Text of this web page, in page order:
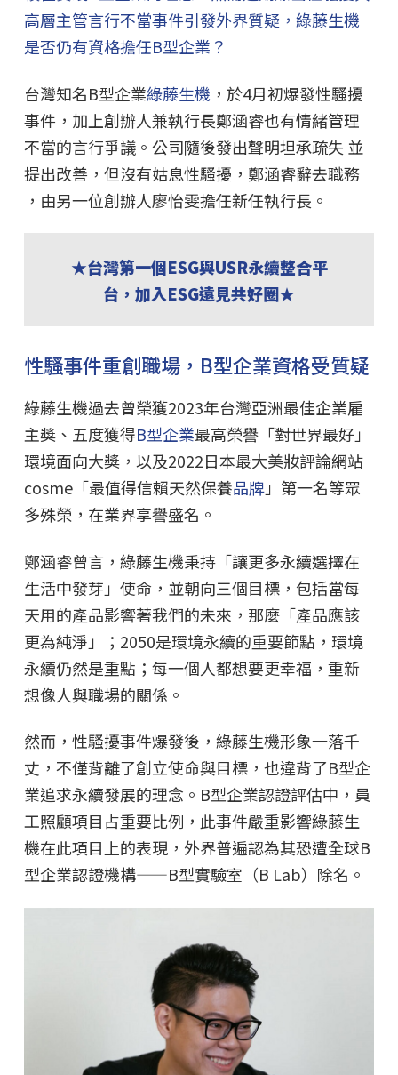
高層主管言行不當事件引發外界質疑，綠藤生機
是否仍有資格擔任B型企業？
台灣知名B型企業綠藤生機 ，於4月初爆發性騷擾
事件，加上創辦人兼執行長鄭涵睿也有情緒管理
不當的言行爭議。公司隨後發出聲明坦承疏失 並
提出改善，但沒有姑息性騷擾，鄭涵睿辭去職務
，由另一位創辦人廖怡雯擔任新任執行長。
★台灣第一個ESG與USR永續整合平
台，加入ESG遠見共好圈★
性騷事件重創職場，B型企業資格受質疑
綠藤生機過去曾榮獲2023年台灣亞洲最佳企業雇
主獎、五度獲得B型企業最高榮譽「對世界最好」
環境面向大獎，以及2022日本最大美妝評論網站
cosme「最值得信賴天然保養品牌」第一名等眾
多殊榮，在業界享譽盛名。
鄭涵睿曾言，綠藤生機秉持「讓更多永續選擇在
生活中發芽」使命，並朝向三個目標，包括當每
天用的產品影響著我們的未來，那麼「產品應該
更為純淨」；2050是環境永續的重要節點，環境
永續仍然是重點；每一個人都想要更幸福，重新
想像人與職場的關係。
然而，性騷擾事件爆發後，綠藤生機形象一落千
丈，不僅背離了創立使命與目標，也違背了B型企
業追求永續發展的理念。B型企業認證評估中，員
工照顧項目占重要比例，此事件嚴重影響綠藤生
機在此項目上的表現，外界普遍認為其恐遭全球B
型企業認證機構——B型實驗室（B Lab）除名。